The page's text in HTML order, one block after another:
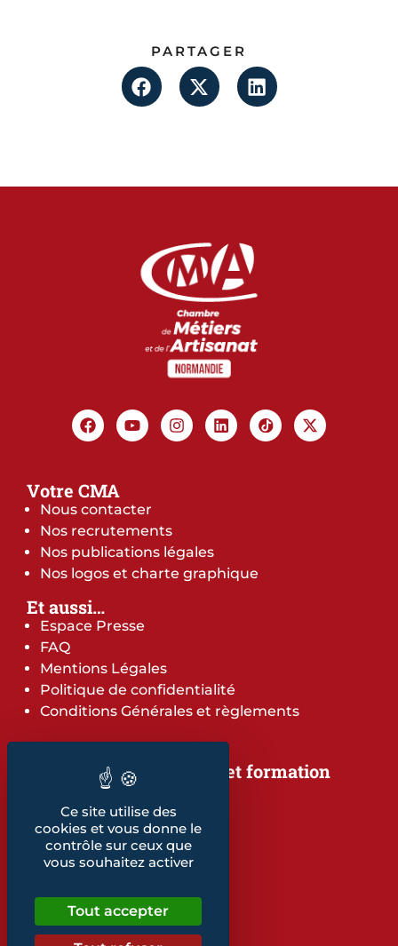
PARTAGER
Votre CMA
Nous contacter
Nos recrutements
Nos publications légales
Nos logos et charte graphique
Et aussi…
Espace Presse
FAQ
Mentions Légales
Politique de confidentialité
Conditions Générales et règlements
Notre offre de services et formation
Notre offre de services
Notre offre de formation
Notre dépliant formation
Les indicateurs
Retrouvez également...
Ce site utilise des
cookies et vous donne le
contrôle sur ceux que
vous souhaitez activer
Tout accepter